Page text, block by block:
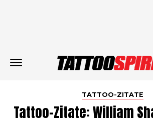
TATTOO-ZITATE
Tattoo-Zitate: William